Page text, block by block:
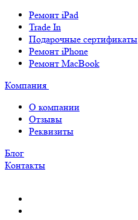
Ремонт iPad
Trade In
Подарочные сертификаты
Ремонт iPhone
Ремонт MacBook
Компания
О компании
Отзывы
Реквизиты
Блог
Контакты